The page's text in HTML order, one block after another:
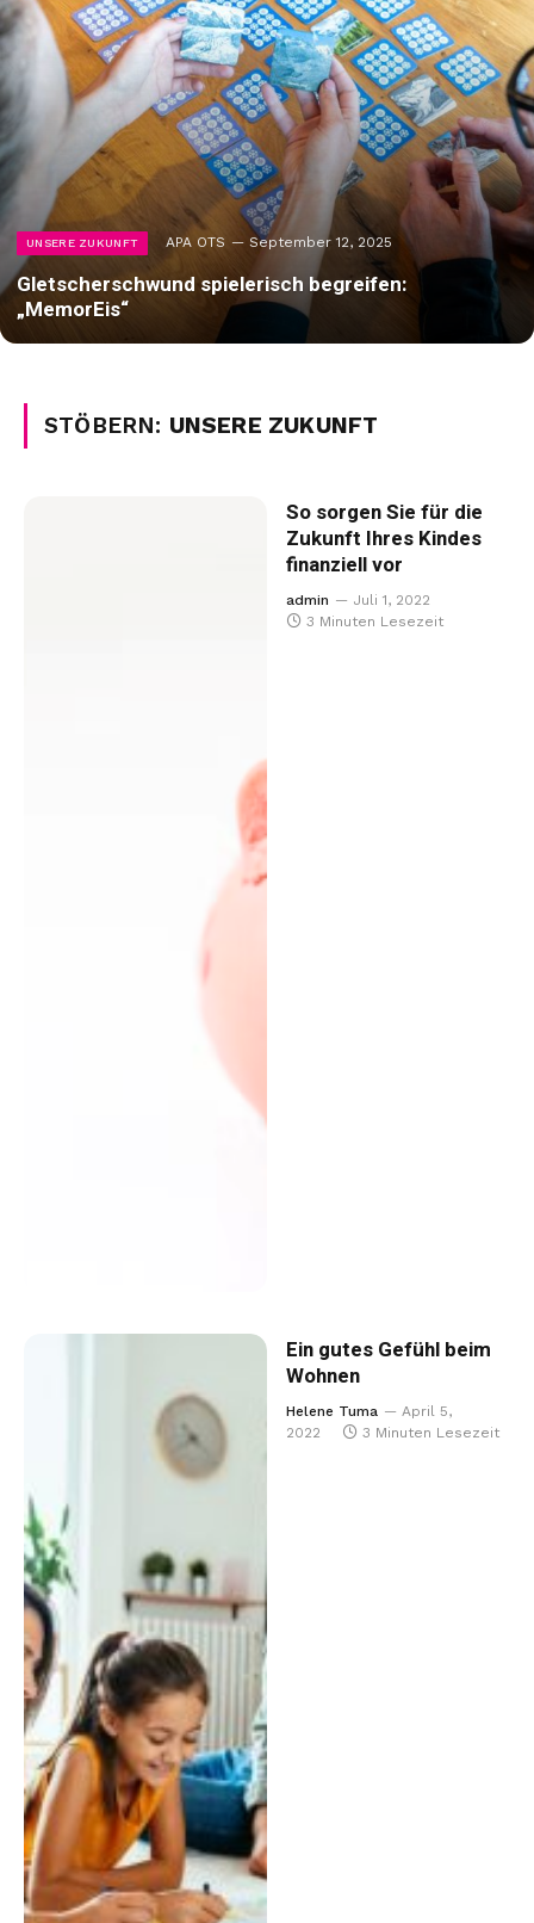
UNSERE ZUKUNFT APA OTS September 12, 2025
Gletscherschwund spielerisch begreifen:
„MemorEis“
STÖBERN: UNSERE ZUKUNFT
So sorgen Sie für die
Zukunft Ihres Kindes
finanziell vor
admin
Juli 1, 2022
3 Minuten Lesezeit
Ein gutes Gefühl beim
Wohnen
Helene Tuma
April 5,
2022
3 Minuten Lesezeit